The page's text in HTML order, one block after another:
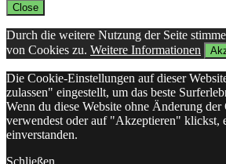
Close
Durch die weitere Nutzung der Seite
von Cookies zu. Weitere Informationen
Die Cookie-Einstellungen auf dieser
zulassen" eingestellt, um das beste
Wenn du diese Website ohne Änderung
verwendest oder auf "Akzeptieren" klickst,
einverstanden.